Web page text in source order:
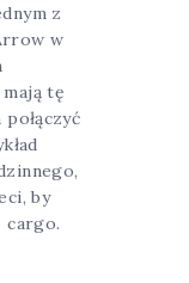
z
w
tę
by
cargo.